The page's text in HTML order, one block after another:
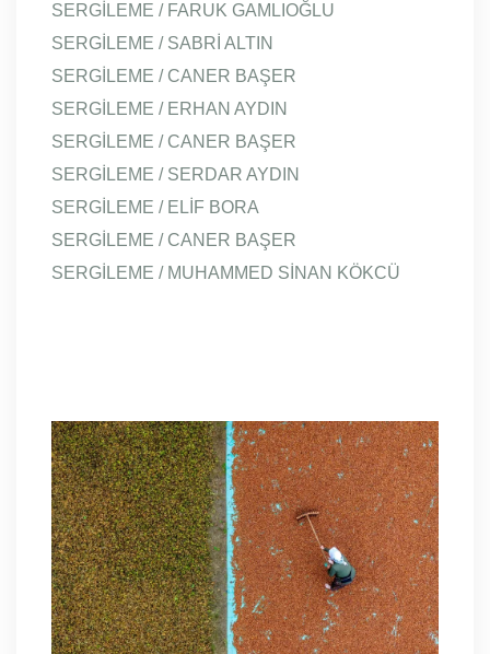
SERGİLEME / FARUK GAMLIOĞLU
SERGİLEME / SABRİ ALTIN
SERGİLEME / CANER BAŞER
SERGİLEME / ERHAN AYDIN
SERGİLEME / CANER BAŞER
SERGİLEME / SERDAR AYDIN
SERGİLEME / ELİF BORA
SERGİLEME / CANER BAŞER
SERGİLEME / MUHAMMED SİNAN KÖKCÜ